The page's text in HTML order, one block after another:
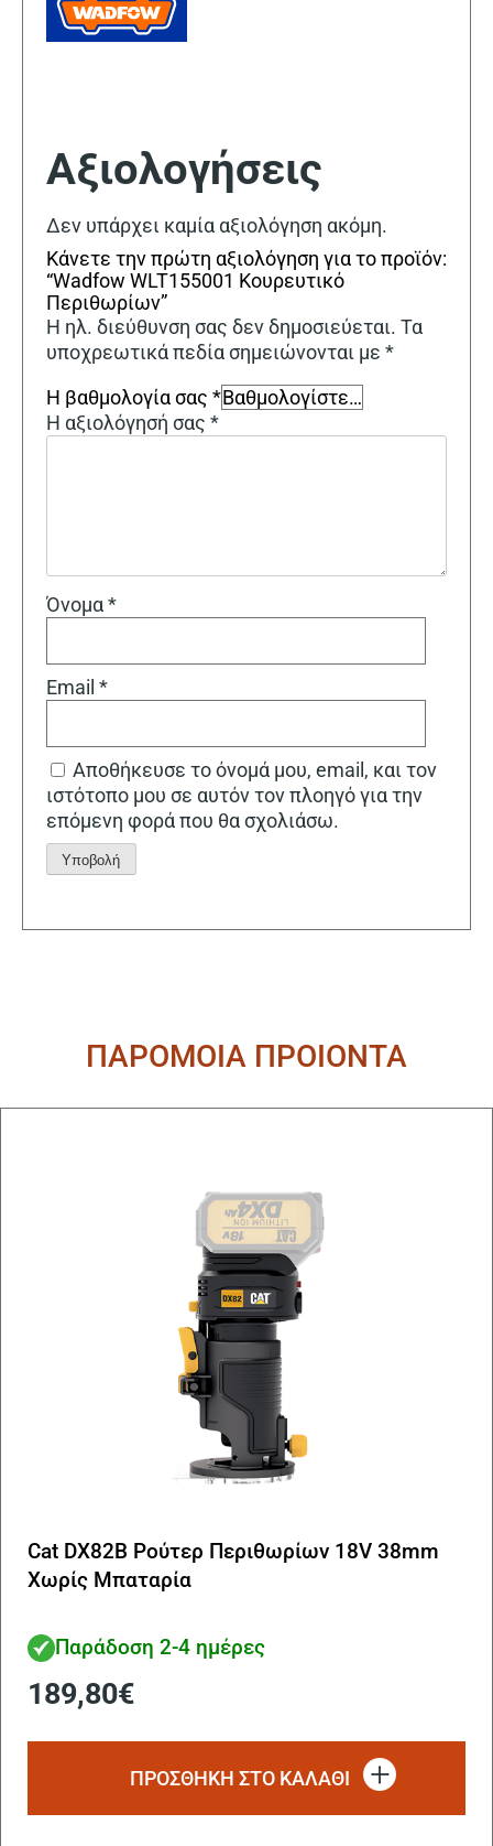
Αξιολογήσεις
Δεν υπάρχει καμία αξιολόγηση ακόμη.
Κάνετε την πρώτη αξιολόγηση για το προϊόν:
“Wadfow WLT155001 Κουρευτικό
Περιθωρίων”
Η ηλ. διεύθυνση σας δεν δημοσιεύεται. Τα
υποχρεωτικά πεδία σημειώνονται με *
Η βαθμολογία σας *
Η αξιολόγησή σας *
Όνομα*
Email *
Αποθήκευσε το όνομά μου, email, και τον
ιστότοπο μου σε αυτόν τον πλοηγό για την
επόμενη φορά που θα σχολιάσω.
ΠΑΡΟΜΟΙΑ ΠΡΟΙΟΝΤΑ
Cat DX82B Ρούτερ Περιθωρίων 18V 38mm
Χωρίς Μπαταρία
Παράδοση 2-4 ημέρες
189,80€
ΠΡΟΣΘΗΚΗ ΣΤΟ ΚΑΛΑΘΙ